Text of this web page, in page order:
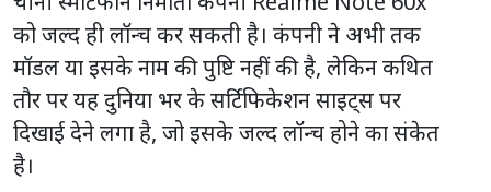
को जल्द ही लॉन्च कर सकती है। कंपनी ने अभी तक
मॉडल या इसके नाम की पुष्टि नहीं की है, लेकिन कथित
तौर पर यह दुनिया भर के सर्टिफिकेशन साइट्स पर
दिखाई देने लगा है, जो इसके जल्द लॉन्च होने का संकेत
है।